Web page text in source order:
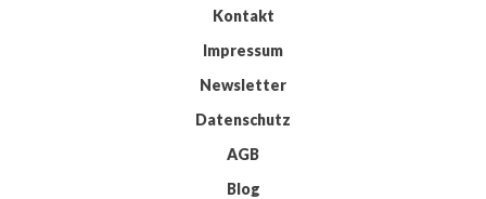
Kontakt
Impressum
Newsletter
Datenschutz
AGB
Blog